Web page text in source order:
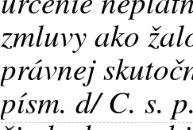
zmluvy ako
právnej
písm. d/ C. s.